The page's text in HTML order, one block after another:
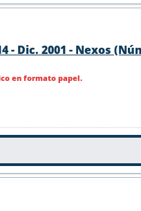
- Dic. 2001 - Nexos
en formato papel.